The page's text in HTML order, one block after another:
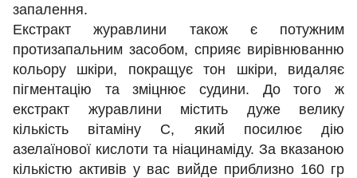
запалення.
Екстракт журавлини також є потужним
протизапальним засобом, сприяє вирівнюванню
кольору шкіри, покращує тон шкіри, видаляє
пігментацію та зміцнює судини. До того ж
екстракт журавлини містить дуже велику
кількість вітаміну С, який посилює дію
азелаїнової кислоти та ніацинаміду. За вказаною
кількістю активів у вас вийде приблизно 160 гр